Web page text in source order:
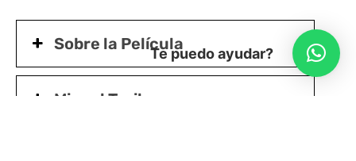
Sobre la Película
Mira el Trailer
Te puedo ayudar?